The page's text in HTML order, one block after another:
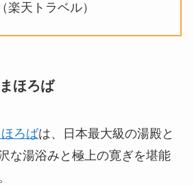
楽天トラベル）
ほろば
ろばは、日本最大級の湯殿と
な湯浴みと極上の寛ぎを堪能